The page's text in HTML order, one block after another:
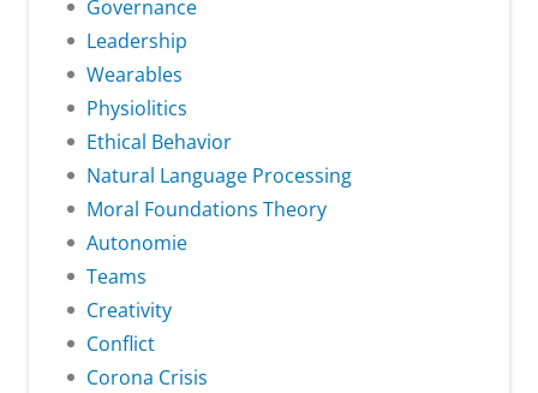
Governance
Leadership
Wearables
Physiolitics
Ethical Behavior
Natural Language Processing
Moral Foundations Theory
Autonomie
Teams
Creativity
Conflict
Corona Crisis